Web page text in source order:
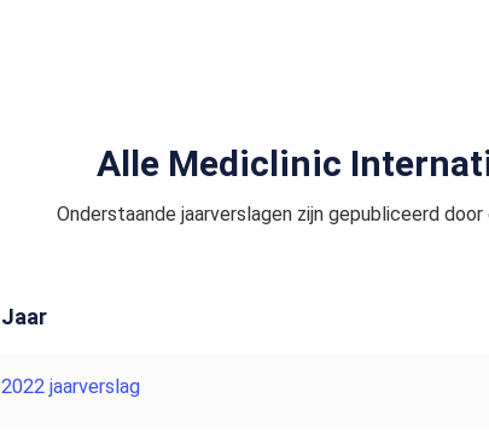
Alle Mediclinic
Onderstaande jaarverslagen zijn gepubliceerd
Jaar
2022 jaarverslag